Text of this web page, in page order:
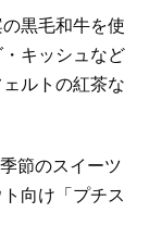
黒毛和牛を使
キッシュなど
ルトの紅茶な
節のスイーツ
向け「プチス